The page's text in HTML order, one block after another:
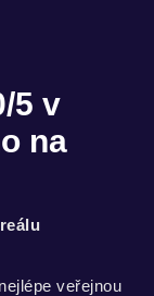
5 v
na
veřejnou